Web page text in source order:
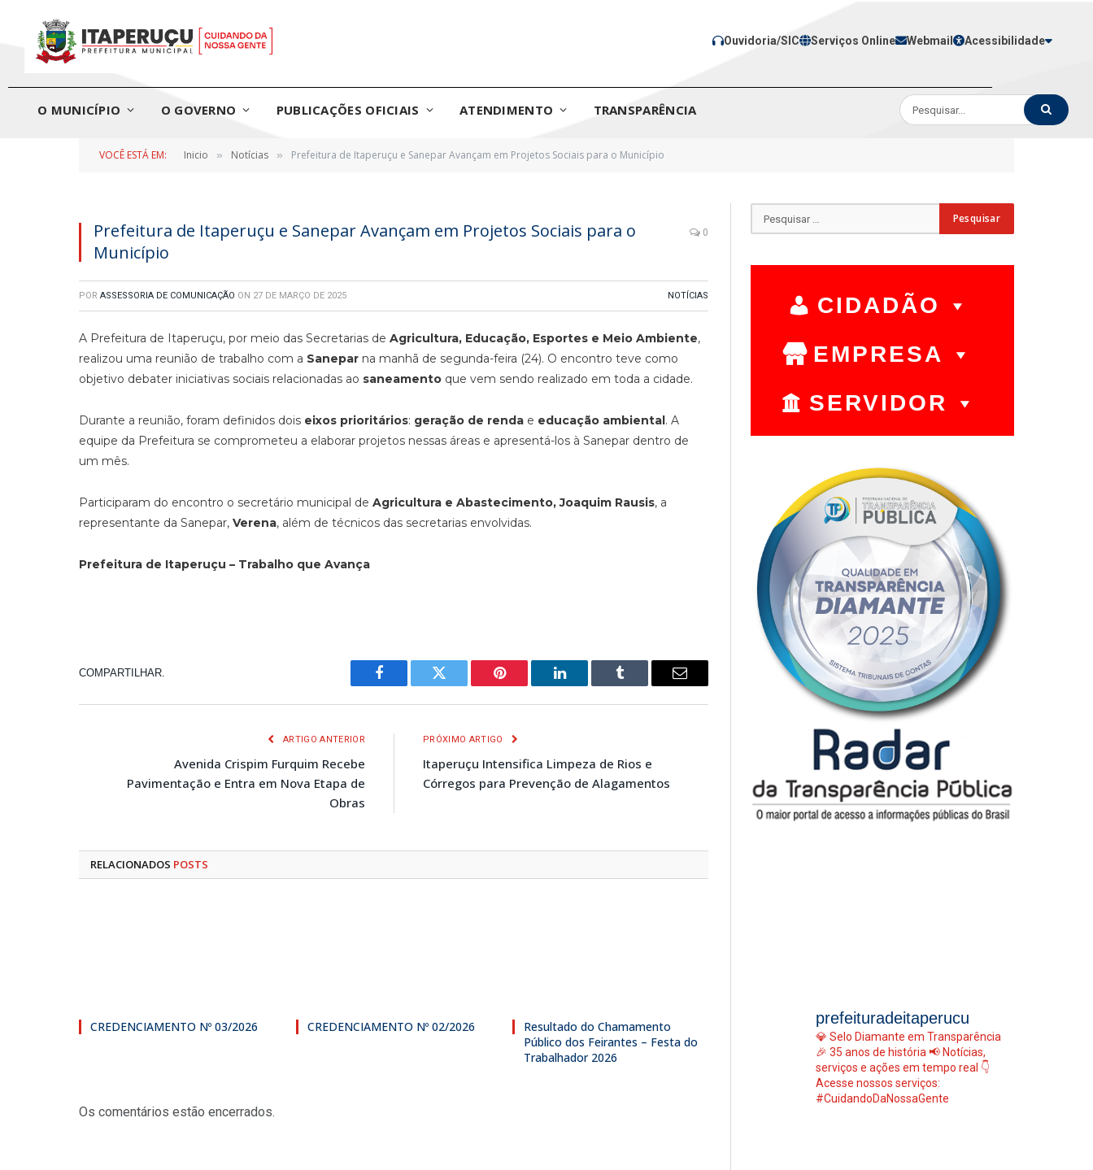
Ouvidoria/SIC Serviços Online Webmail Acessibilidade
O MUNICÍPIO O GOVERNO PUBLICAÇÕES OFICIAIS ATENDIMENTO TRANSPARÊNCIA
VOCÊ ESTÁ EM: Inicio » Notícias » Prefeitura de Itaperuçu e Sanepar Avançam em Projetos Sociais para o Município
Prefeitura de Itaperuçu e Sanepar Avançam em Projetos Sociais para o
Município
0
POR ASSESSORIA DE COMUNICAÇÃO ON 27 DE MARÇO DE 2025 NOTÍCIAS
A Prefeitura de Itaperuçu, por meio das Secretarias de Agricultura, Educação, Esportes e Meio Ambiente,
realizou uma reunião de trabalho com a Sanepar na manhã de segunda-feira (24). O encontro teve como
objetivo debater iniciativas sociais relacionadas ao saneamento que vem sendo realizado em toda a cidade.
Durante a reunião, foram definidos dois eixos prioritários: geração de renda e educação ambiental. A
equipe da Prefeitura se comprometeu a elaborar projetos nessas áreas e apresentá-los à Sanepar dentro de
um mês.
Participaram do encontro o secretário municipal de Agricultura e Abastecimento, Joaquim Rausis, a
representante da Sanepar, Verena, além de técnicos das secretarias envolvidas.
Prefeitura de Itaperuçu – Trabalho que Avança
COMPARTILHAR.
Facebook Twitter Pinterest LinkedIn Tumblr
E-
ARTIGO ANTERIOR
Avenida Crispim Furquim Recebe
Pavimentação e Entra em Nova Etapa de
Obras
PRÓXIMO ARTIGO
Itaperuçu Intensifica Limpeza de Rios e
Córregos para Prevenção de Alagamentos
RELACIONADOS POSTS
CREDENCIAMENTO Nº 03/2026 CREDENCIAMENTO Nº 02/2026
Resultado do Chamamento
Público dos Feirantes – Festa do
Trabalhador 2026
Os comentários estão encerrados.
CIDADÃO
EMPRESA
SERVIDOR
prefeituradeitaperucu
💎 Selo Diamante em Transparência
🎉 35 anos de história 📢 Notícias,
serviços e ações em tempo real 👇
Acesse nossos serviços:
#CuidandoDaNossaGente